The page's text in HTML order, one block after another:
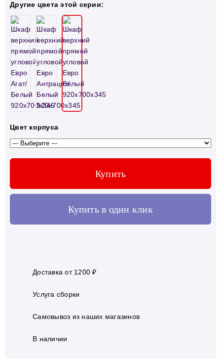
Другие цвета этой серии:
Цвет корпуса
Купить
Купить в один клик
Доставка от 1200 ₽
Услуга сборки
Самовывоз из наших магазинов
В наличии